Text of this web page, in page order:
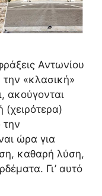
Αντωνίου
«κλασική»
ακούγονται
(χειρότερα)
την
ώρα για
καθαρή λύση,
Γι’ αυτό